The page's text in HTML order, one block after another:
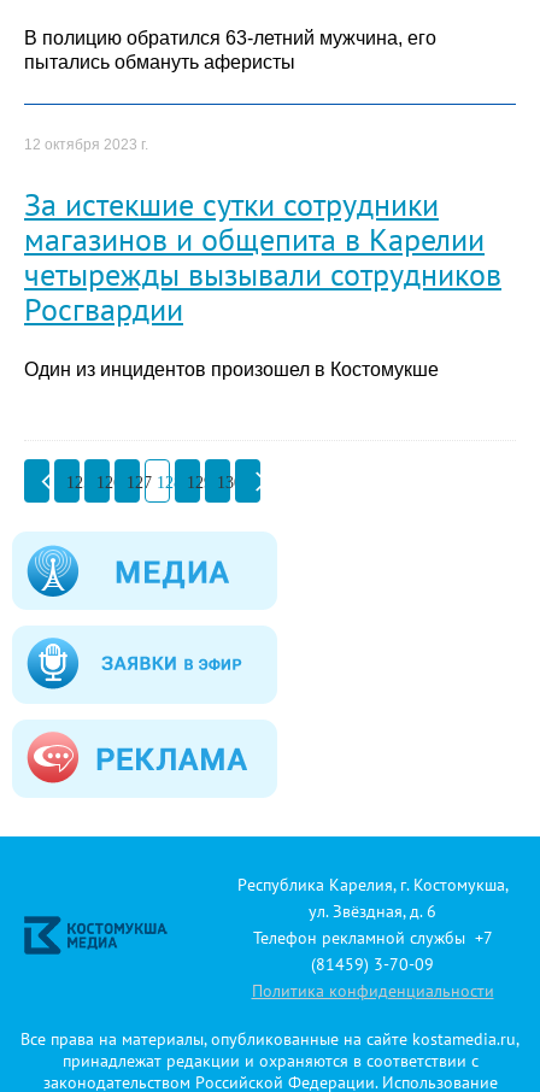
В полицию обратился 63-летний мужчина, его
пытались обмануть аферисты
12 октября 2023 г.
За истекшие сутки сотрудники
магазинов и общепита в Карелии
четырежды вызывали сотрудников
Росгвардии
Один из инцидентов произошел в Костомукше
125 126 127 128 129 130
Республика Карелия, г. Костомукша,
ул. Звёздная, д. 6
Телефон рекламной службы +7
(81459) 3-70-09
Политика конфиденциальности
Все права на материалы, опубликованные на сайте kostamedia.ru,
принадлежат редакции и охраняются в соответствии с
законодательством Российской Федерации. Использование